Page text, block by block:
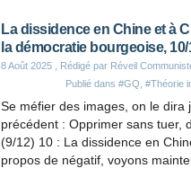
La dissidence en Chine et à
la démocratie bourgeoise, 10/
8 Août 2025 , Rédigé par Réveil
Publié dans #GQ #Théorie
Se méfier des images, on le dira
précédent : Opprimer sans tuer,
(9/12) 10 : La dissidence en
propos de négatif, voyons